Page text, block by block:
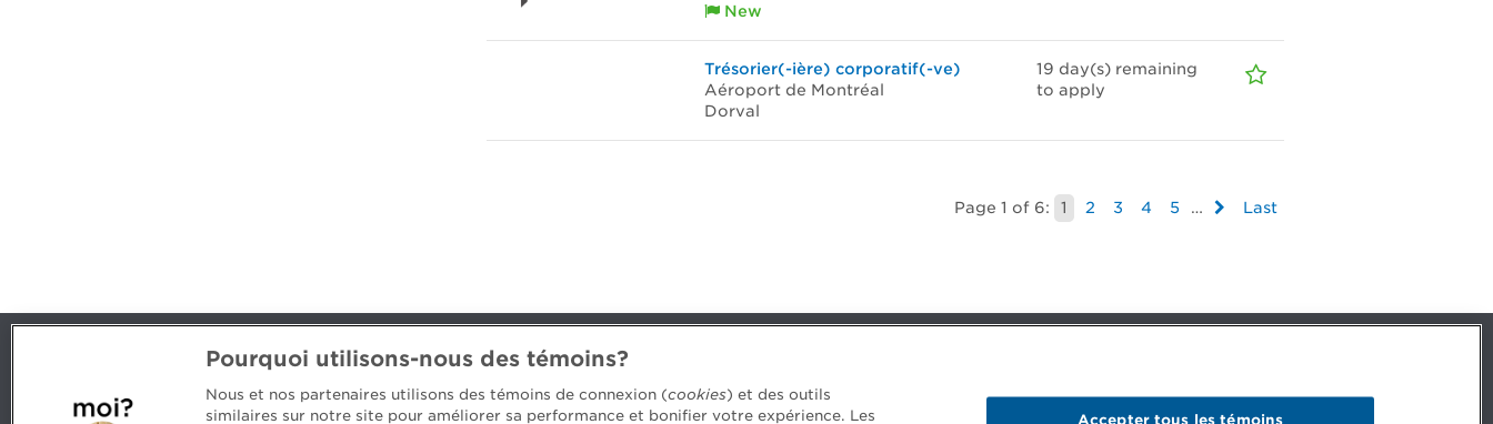
New
Trésorier(-ière) corporatif(-ve)
Aéroport de Montréal
Dorval
19 day(s)remaining
to apply
Page 1 of 6: 1 2 3 4 5 … Last
Contact us
514 788-1376 1 800 363-4688 [3033]
Facebook – Devenir CPA
Instagram
Pourquoi utilisons-nous des témoins?
Nous et nos partenaires utilisons des témoins de connexion (cookies) et des outils
similaires sur notre site pour améliorer sa performance et bonifier votre expérience. Les
Accepter tous les témoins